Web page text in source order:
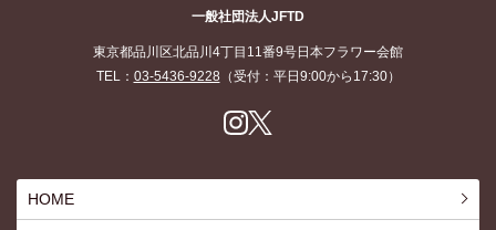
一般社団法人JFTD
東京都品川区北品川4丁目11番9号日本フラワー会館
TEL： 03-5436-9228 （受付：平日9:00から17:30）
HOME